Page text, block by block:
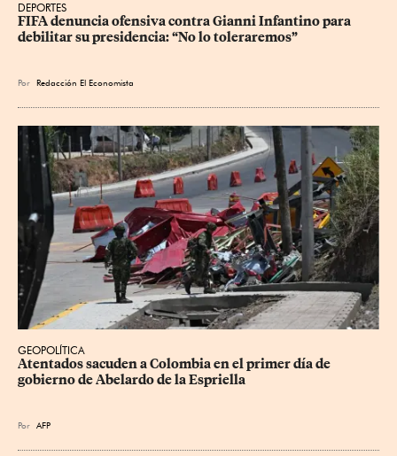
DEPORTES
FIFA denuncia ofensiva contra Gianni Infantino para
debilitar su presidencia: “No lo toleraremos”
Por Redacción El Economista
GEOPOLÍTICA
Atentados sacuden a Colombia en el primer día de
gobierno de Abelardo de la Espriella
Por AFP